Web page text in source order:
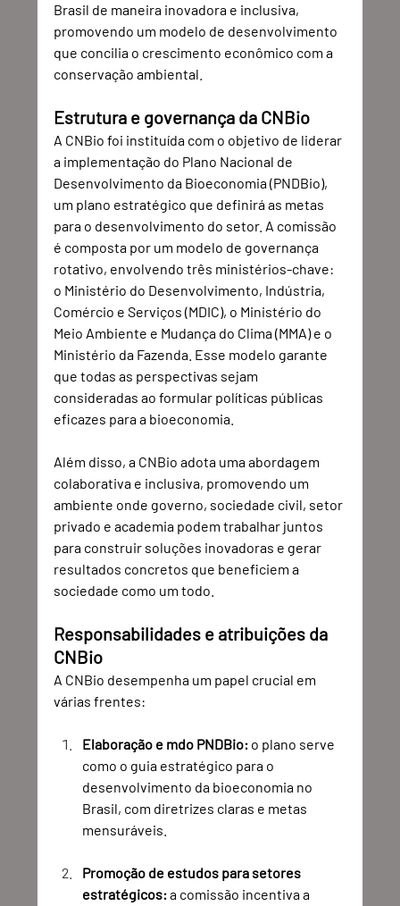
Brasil de maneira inovadora e inclusiva,
promovendo um modelo de desenvolvimento
que concilia o crescimento econômico com a
conservação ambiental.
Estrutura e governança da CNBio
A CNBio foi instituída com o objetivo de liderar
a implementação do Plano Nacional de
Desenvolvimento da Bioeconomia (PNDBio),
um plano estratégico que definirá as metas
para o desenvolvimento do setor. A comissão
é composta por um modelo de governança
rotativo, envolvendo três ministérios-chave:
o Ministério do Desenvolvimento, Indústria,
Comércio e Serviços (MDIC), o Ministério do
Meio Ambiente e Mudança do Clima (MMA) e o
Ministério da Fazenda. Esse modelo garante
que todas as perspectivas sejam
consideradas ao formular políticas públicas
eficazes para a bioeconomia.
Além disso, a CNBio adota uma abordagem
colaborativa e inclusiva, promovendo um
ambiente onde governo, sociedade civil, setor
privado e academia podem trabalhar juntos
para construir soluções inovadoras e gerar
resultados concretos que beneficiem a
sociedade como um todo.
Responsabilidades e atribuições da
CNBio
A CNBio desempenha um papel crucial em
várias frentes:
Elaboração e mdo PNDBio: o plano serve
como o guia estratégico para o
desenvolvimento da bioeconomia no
Brasil, com diretrizes claras e metas
mensuráveis.
Promoção de estudos para setores
estratégicos: a comissão incentiva a